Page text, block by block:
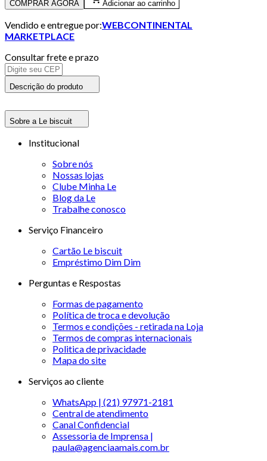
COMPRAR AGORA Adicionar ao carrinho
Vendido e entregue por:WEBCONTINENTAL
MARKETPLACE
Consultar frete e prazo
Descrição do produto
Sobre a Le biscuit
Institucional
Sobre nós
Nossas lojas
Clube Minha Le
Blog da Le
Trabalhe conosco
Serviço Financeiro
Cartão Le biscuit
Empréstimo Dim Dim
Perguntas e Respostas
Formas de pagamento
Política de troca e devolução
Termos e condições - retirada na Loja
Termos de compras internacionais
Politica de privacidade
Mapa do site
Serviços ao cliente
WhatsApp | (21) 97971-2181
Central de atendimento
Canal Confidencial
Assessoria de Imprensa |
paula@agenciaamais.com.br